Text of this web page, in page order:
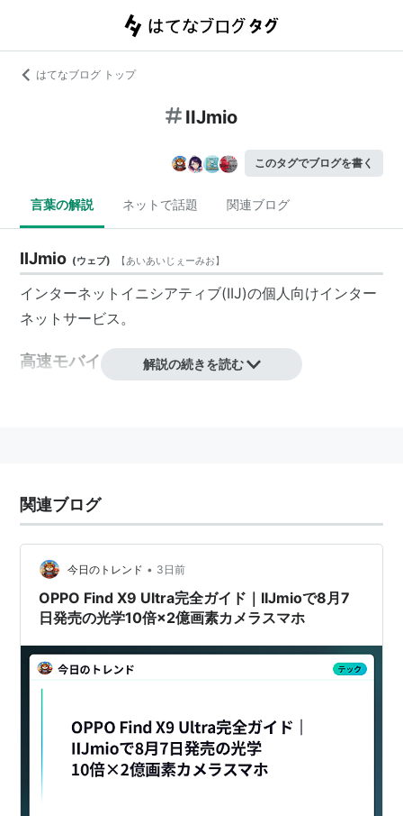
はてなブログ トップ
IIJmio
このタグでブログを書く
言葉の解説 ネットで話題 関連ブログ
IIJmio (ウェブ) 【あいあいじぇーみお】
インターネットイニシアティブ(IIJ)の個人向けインター
ネットサービス。
高速モバイル/D
※2014年4月時点のサービス内容に基づく
基本仕様
初期費用は3240円
音声通話機能付帯料は1080円
高速通信クーポン未適用時は公称最大200kbps(実
効は上回ることもある)
高速通信クーポン未適用時は直近3日の通信量が
ることがある
高速通信クーポン適用時は最大
DL112.5Mbps,UL37.5Mbps
解説の続きを読む
関連ブログ
今日のトレンド • 3日前
OPPO Find X9 Ultra完全ガイド｜IIJmioで8月7
日発売の光学10倍×2億画素カメラスマホ